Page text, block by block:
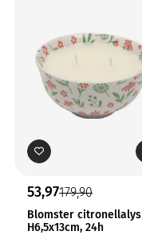
53,97179,90
Blomster citronellalys
H6,5x13cm, 24h